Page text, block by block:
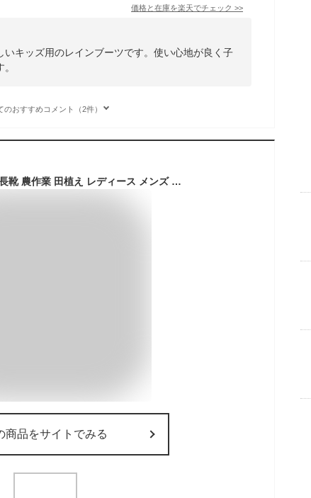
価格と在庫を楽天でチェック >>
キッズ用のレインブーツです。使い心地が良く子
のおすすめコメント（2件）
キッズ レインブーツ 長靴 農作業 田植え レディース メンズ レインシューズ ロング 折り畳み収納可能 雨靴 親子お揃い 絞れるフード 防水 作業靴 ながぐつ 子供用 防水靴 柔らかい 防水シューズ 紐付け アウトドア 釣り 防災 通学 キャンプ 雪 台風対策 耐久性抜群
商品をサイトでみる